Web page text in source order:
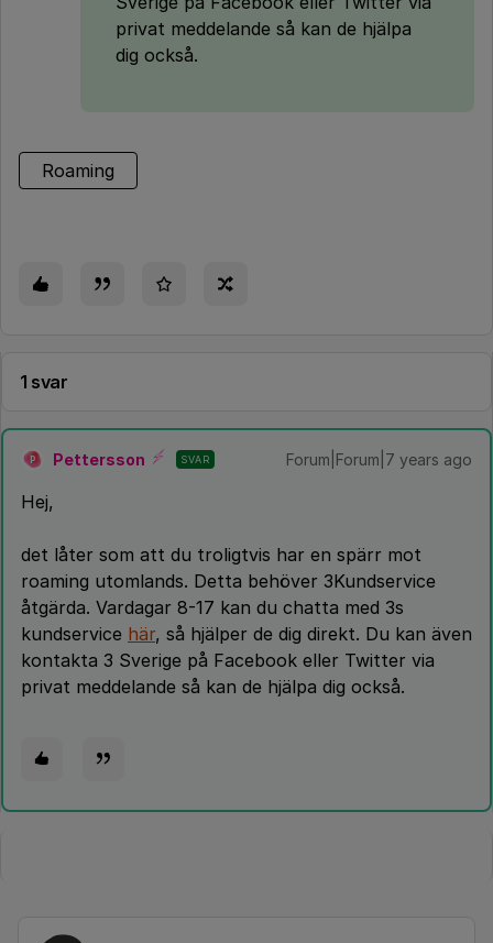
privat meddelande så kan de hjälpa
dig också.
Roaming
1 svar
P Pettersson SVAR Forum|Forum|7 years ago
Hej,
det låter som att du troligtvis har en spärr mot
roaming utomlands. Detta behöver 3Kundservice
åtgärda. Vardagar 8-17 kan du chatta med 3s
kundservice här, så hjälper de dig direkt. Du kan även
kontakta 3 Sverige på Facebook eller Twitter via
privat meddelande så kan de hjälpa dig också.